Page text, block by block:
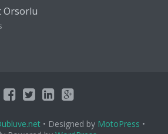
Orsorlu
• Designed by MotoPress •